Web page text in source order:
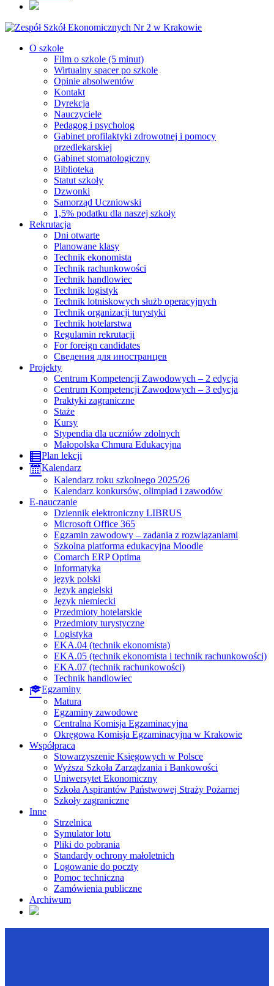
O szkole
Film o szkole (5 minut)
Wirtualny spacer po szkole
Opinie absolwentów
Kontakt
Dyrekcja
Nauczyciele
Pedagog i psycholog
Gabinet profilaktyki zdrowotnej i pomocy
przedlekarskiej
Gabinet stomatologiczny
Biblioteka
Statut szkoły
Dzwonki
Samorząd Uczniowski
1,5% podatku dla naszej szkoły
Rekrutacja
Dni otwarte
Planowane klasy
Technik ekonomista
Technik rachunkowości
Technik handlowiec
Technik logistyk
Technik lotniskowych służb operacyjnych
Technik organizacji turystyki
Technik hotelarstwa
Regulamin rekrutacji
For foreign candidates
Сведения для иностранцев
Projekty
Centrum Kompetencji Zawodowych – 2 edycja
Centrum Kompetencji Zawodowych – 3 edycja
Praktyki zagraniczne
Staże
Kursy
Stypendia dla uczniów zdolnych
Małopolska Chmura Edukacyjna
Plan lekcji
Kalendarz
Kalendarz roku szkolnego 2025/26
Kalendarz konkursów, olimpiad i zawodów
E-nauczanie
Dziennik elektroniczny LIBRUS
Microsoft Office 365
Egzamin zawodowy – zadania z rozwiązaniami
Szkolna platforma edukacyjna Moodle
Comarch ERP Optima
Informatyka
język polski
Język angielski
Język niemiecki
Przedmioty hotelarskie
Przedmioty turystyczne
Logistyka
EKA.04 (technik ekonomista)
EKA.05 (technik ekonomista i technik rachunkowości)
EKA.07 (technik rachunkowości)
Technik handlowiec
Egzaminy
Matura
Egzaminy zawodowe
Centralna Komisja Egzaminacyjna
Okręgowa Komisja Egzaminacyjna w Krakowie
Współpraca
Stowarzyszenie Księgowych w Polsce
Wyższa Szkoła Zarządzania i Bankowości
Uniwersytet Ekonomiczny
Szkoła Aspirantów Państwowej Straży Pożarnej
Szkoły zagraniczne
Inne
Strzelnica
Symulator lotu
Pliki do pobrania
Standardy ochrony małoletnich
Logowanie do poczty
Pomoc techniczna
Zamówienia publiczne
Archiwum